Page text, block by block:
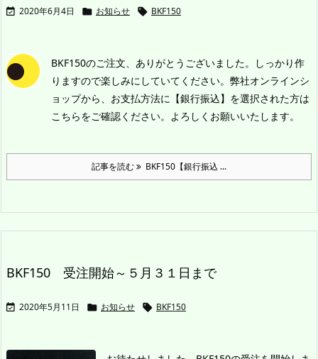
 2020年6月4日  お知らせ  BKF150
BKF150のご注文、ありがとうございました。しっかり作
りますので楽しみにしていてください。 弊社オンラインシ
ョップから、お支払方法に【銀行振込】を選択された方は
こちらをご確認ください。よろしくお願いいたします。
記事を読む BKF150【銀行振込 ...
BKF150 受注開始～５月３１日まで
 2020年5月11日  お知らせ  BKF150